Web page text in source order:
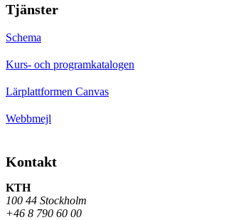
Tjänster
Schema
Kurs- och programkatalogen
Lärplattformen Canvas
Webbmejl
Kontakt
KTH
100 44 Stockholm
+46 8 790 60 00